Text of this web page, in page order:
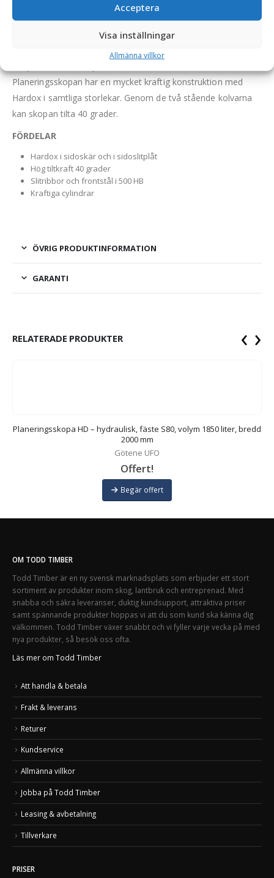
Acceptera
Visa inställningar
Allmänna villkor
Planeringsskopa HD – hydraulisk, fäste S80, volym 2100
Hydraulisk planeringsskopa i HD-utförande av högsta kvalitet.
Planeringsskopan har en mycket kraftig konstruktion med
Hardox i samtliga storlekar. Genom de två stående kolvarna
kan skopan tilta 40 grader.
FÖRDELAR
Hardox i sidoskär och i sidoslitplåt
Hög tiltkraft 40 grader
Slitribbor och frontstål i 500 HB
Kraftiga cylindrar
ÖVRIG PRODUKTINFORMATION
GARANTI
RELATERADE PRODUKTER
Planeringsskopa HD – hydraulisk, fäste S80, volym 1850 liter, bredd
2000 mm
Götene UFO
Offert!
Begär offert
‹ ›
OM TODD TIMBER
Todd Timber är en ny svensk marknadsplats som erbjuder ett stort
sortiment av produkter inom skog, lantbruk och entreprenad. Med
snabba och säkra leveranser, duktig kundsupport, attraktiva priser
samt spännande produkter hoppas vi att du som kund ska känna dig
välkommen. Todd Timber växer snabbt och vi fyller varje vecka på med
nya produkter, så besök oss ofta.
Läs mer om Todd Timber
Att handla & betala
Frakt & leverans
Returer
Kundservice
Allmänna villkor
Jobba på Todd Timber
Leasing & avbetalning
Tillverkare
PRISER